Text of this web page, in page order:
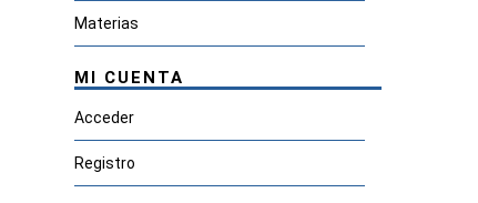
Materias
MI CUENTA
Acceder
Registro